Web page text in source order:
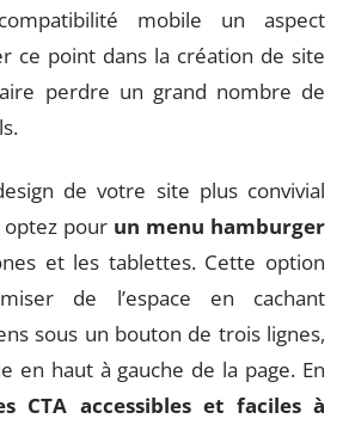
mobile un aspect
ce point dans la création de site
perdre un grand nombre de
de votre site plus convivial
pour un menu hamburger
et les tablettes. Cette option
de l’espace en cachant
sous un bouton de trois lignes,
en haut à gauche de la page. En
CTA accessibles et faciles à